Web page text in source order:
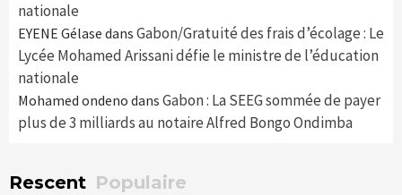
nationale
EYENE Gélase dans Gabon/Gratuité des frais d’écolage : Le
Lycée Mohamed Arissani défie le ministre de l’éducation
nationale
Mohamed ondeno dans Gabon : La SEEG sommée de payer
plus de 3 milliards au notaire Alfred Bongo Ondimba
Rescent Populaire